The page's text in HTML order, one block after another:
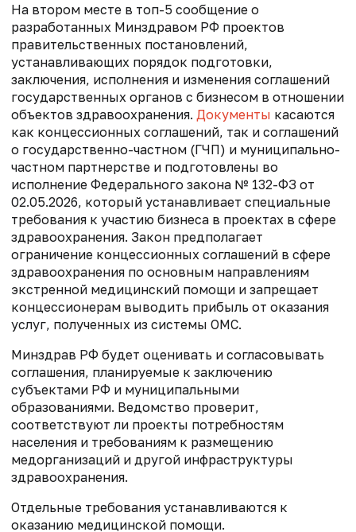
На втором месте в топ-5 сообщение о
разработанных Минздравом РФ проектов
правительственных постановлений,
устанавливающих порядок подготовки,
заключения, исполнения и изменения соглашений
государственных органов с бизнесом в отношении
объектов здравоохранения. Документы касаются
как концессионных соглашений, так и соглашений
о государственно-частном (ГЧП) и муниципально-
частном партнерстве и подготовлены во
исполнение Федерального закона № 132-ФЗ от
02.05.2026, который устанавливает специальные
требования к участию бизнеса в проектах в сфере
здравоохранения. Закон предполагает
ограничение концессионных соглашений в сфере
здравоохранения по основным направлениям
экстренной медицинский помощи и запрещает
концессионерам выводить прибыль от оказания
услуг, полученных из системы ОМС.
Минздрав РФ будет оценивать и согласовывать
соглашения, планируемые к заключению
субъектами РФ и муниципальными
образованиями. Ведомство проверит,
соответствуют ли проекты потребностям
населения и требованиям к размещению
медорганизаций и другой инфраструктуры
здравоохранения.
Отдельные требования устанавливаются к
оказанию медицинской помощи.